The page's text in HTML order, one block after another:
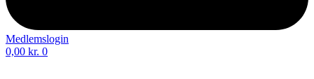
Medlemslogin
0,00 kr. 0